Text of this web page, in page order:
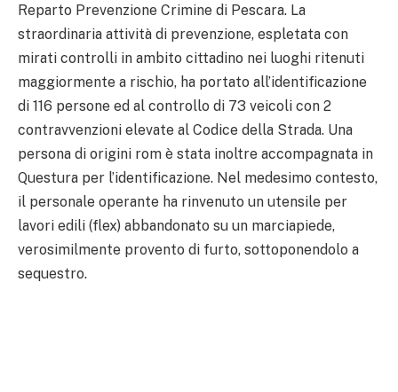
Reparto Prevenzione Crimine di Pescara. La
straordinaria attività di prevenzione, espletata con
mirati controlli in ambito cittadino nei luoghi ritenuti
maggiormente a rischio, ha portato all’identificazione
di 116 persone ed al controllo di 73 veicoli con 2
contravvenzioni elevate al Codice della Strada. Una
persona di origini rom è stata inoltre accompagnata in
Questura per l’identificazione. Nel medesimo contesto,
il personale operante ha rinvenuto un utensile per
lavori edili (flex) abbandonato su un marciapiede,
verosimilmente provento di furto, sottoponendolo a
sequestro.